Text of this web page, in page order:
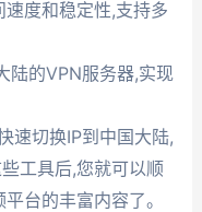
度和稳定性,支持多
陆的VPN服务器,实现
速切换IP到中国大陆,
工具后,您就可以顺
台的丰富内容了。